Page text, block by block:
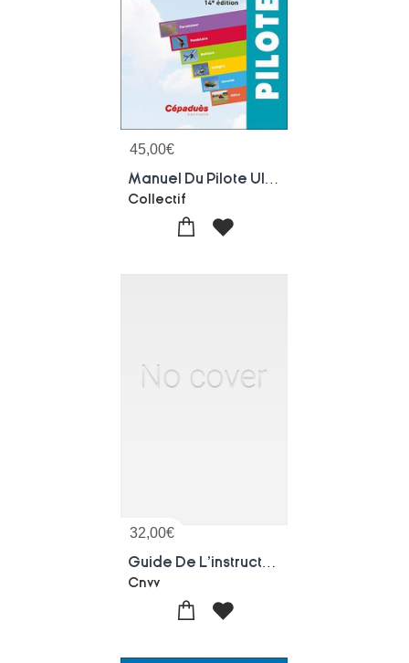
45,00€
Collectif
32,00€
Cnvv